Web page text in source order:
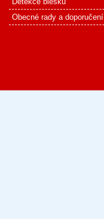
Obecné rady a doporučení